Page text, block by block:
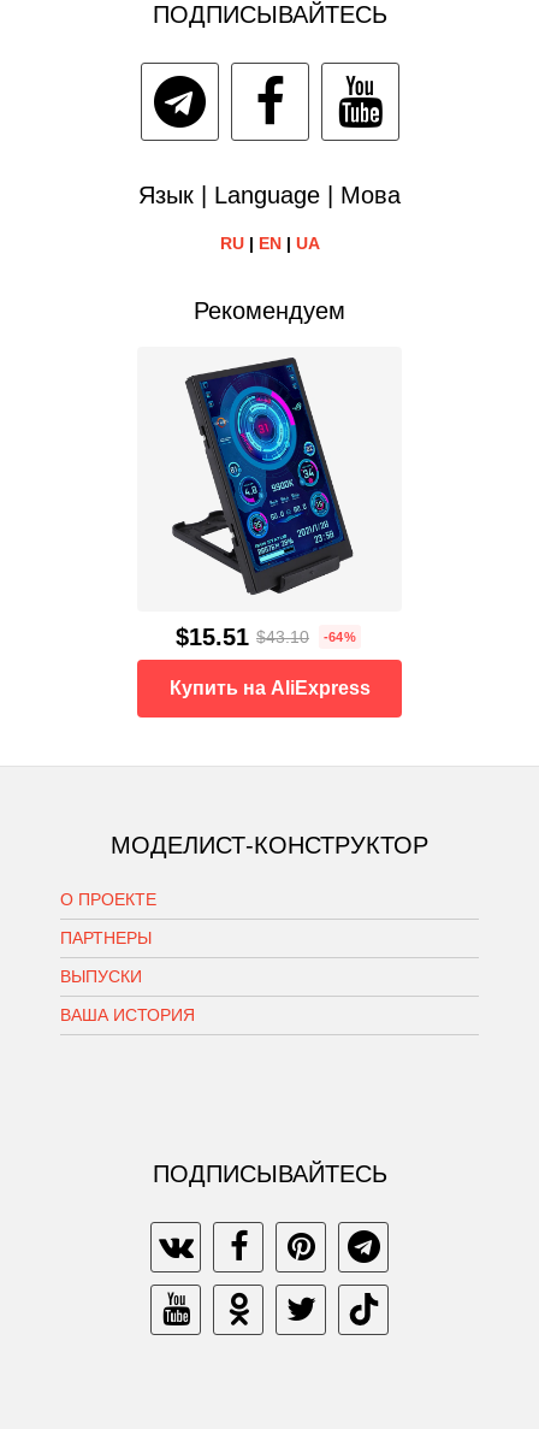
ПОДПИСЫВАЙТЕСЬ
Язык | Language | Мова
RU| EN| UA
Рекомендуем
$15.51 $43.10 -64%
Купить на AliExpress
МОДЕЛИСТ-КОНСТРУКТОР
О ПРОЕКТЕ
ПАРТНЕРЫ
ВЫПУСКИ
ВАША ИСТОРИЯ
ПОДПИСЫВАЙТЕСЬ